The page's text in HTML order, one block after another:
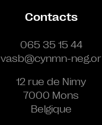
Contacts
065 35 15 44
vasb@cynmn-neg.or
12 rue de Nimy
7000 Mons
Belgique